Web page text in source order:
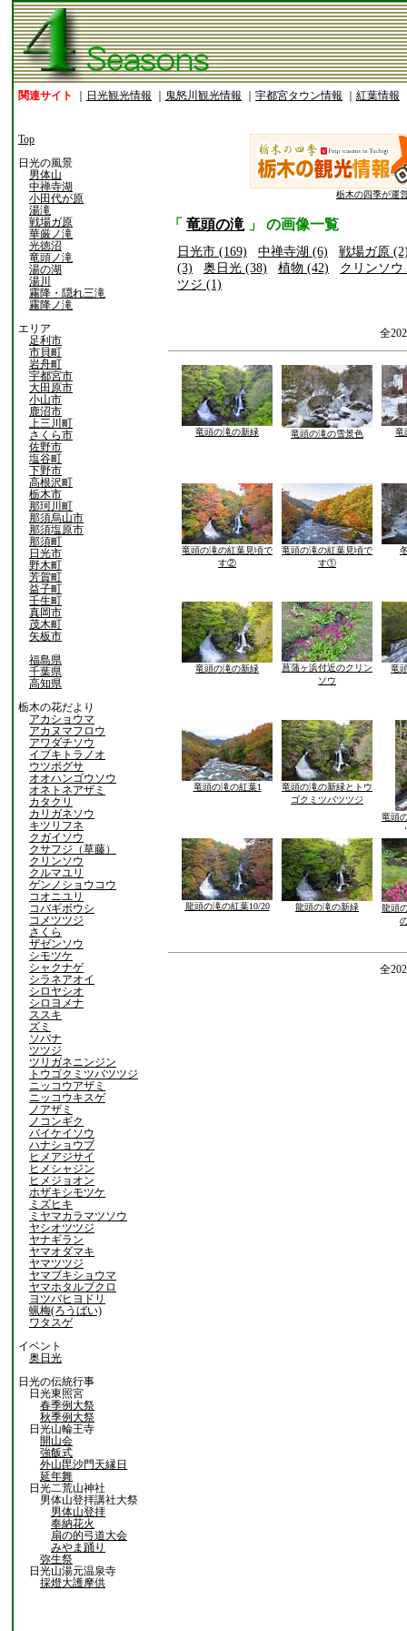
関連サイト 日光観光情報 鬼怒川観光情報 宇都宮タウン情報 紅葉情報
Top
日光の風景
男体山
中禅寺湖
小田代が原
湯滝
戦場ガ原
華厳ノ滝
光徳沼
竜頭ノ滝
湯の湖
湯川
霧降・隠れ三滝
霧降ノ滝
エリア
足利市
市貝町
岩舟町
宇都宮市
大田原市
小山市
鹿沼市
上三川町
さくら市
佐野市
塩谷町
下野市
高根沢町
栃木市
那珂川町
那須烏山市
那須塩原市
那須町
日光市
野木町
芳賀町
益子町
壬生町
真岡市
茂木町
矢板市
福島県
千葉県
高知県
栃木の花だより
アカショウマ
アカヌマフロウ
アワダチソウ
イブキトラノオ
ウツボグサ
オオハンゴウソウ
オネトネアザミ
カタクリ
カリガネソウ
キツリフネ
クガイソウ
クサフジ（草藤）
クリンソウ
クルマユリ
ゲンノショウコウ
コオニユリ
コバギボウシ
コメツツジ
さくら
ザゼンソウ
シモツケ
シャクナゲ
シラネアオイ
シロヤシオ
シロヨメナ
ススキ
ズミ
ソバナ
ツツジ
ツリガネニンジン
トウゴクミツバツツジ
ニッコウアザミ
ニッコウキスゲ
ノアザミ
ノコンギク
バイケイソウ
ハナショウブ
ヒメアジサイ
ヒメシャジン
ヒメジョオン
ホザキシモツケ
ミズヒキ
ミヤマカラマツソウ
ヤシオツツジ
ヤナギラン
ヤマオダマキ
ヤマツツジ
ヤマブキショウマ
ヤマホタルブクロ
ヨツバヒヨドリ
蝋梅(ろうばい)
ワタスゲ
イベント
奥日光
日光の伝統行事
日光東照宮
春季例大祭
秋季例大祭
日光山輪王寺
開山会
強飯式
外山毘沙門天縁日
延年舞
日光二荒山神社
男体山登拝講社大祭
男体山登拝
奉納花火
扇の的弓道大会
みやま踊り
弥生祭
日光山湯元温泉寺
採燈大護摩供
栃木の四季が運
「 竜頭の滝 」 の画像一覧
日光市 (169) 中禅寺湖 (6)
戦場ガ原
(3)
奥日光 (38) 植物 (42)
クリンソウ
ツジ (1)
全
竜頭の滝の新緑 竜頭の滝の雪景色 竜
竜頭の滝の紅葉見頃で
す②
竜頭の滝の紅葉見頃で
す①
竜頭の滝の新緑
菖蒲ヶ浜付近のクリン
ソウ
竜
竜頭の滝の紅葉1
竜頭の滝の新緑とトウ
ゴクミツバツツジ
竜頭
龍頭の滝の紅葉10/20 龍頭の滝の新緑
龍頭
全